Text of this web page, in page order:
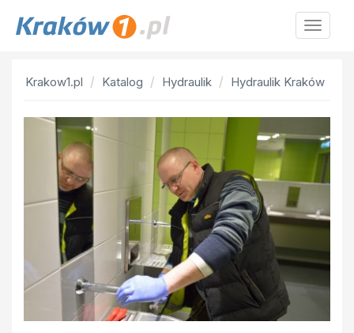
Krakow1.pl Katalog Hydraulik Hydraulik Kraków